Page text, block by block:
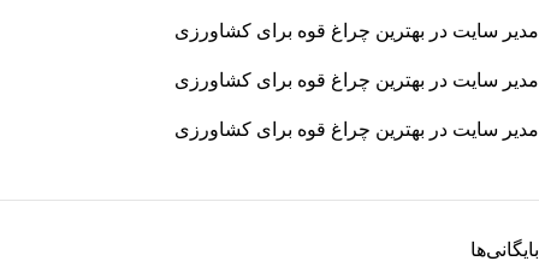
مدیر سایت در بهترین چراغ قوه برای کشاورزی
مدیر سایت در بهترین چراغ قوه برای کشاورزی
مدیر سایت در بهترین چراغ قوه برای کشاورزی
بایگانی‌ها